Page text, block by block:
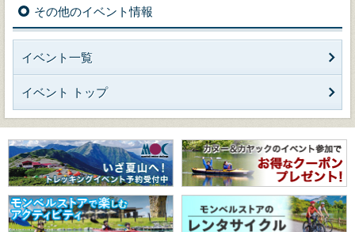
その他のイベント情報
イベント一覧
イベント トップ